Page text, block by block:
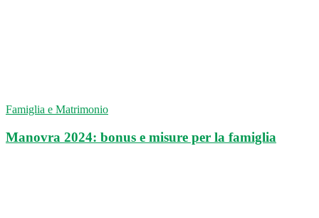
Famiglia e Matrimonio
Manovra 2024: bonus e misure per la famiglia